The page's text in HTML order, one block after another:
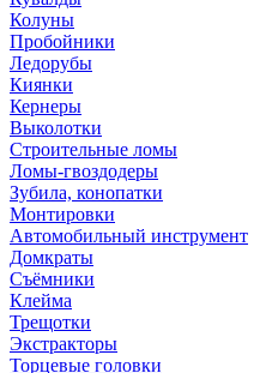
Колуны
Пробойники
Ледорубы
Киянки
Кернеры
Выколотки
Строительные ломы
Ломы-гвоздодеры
Зубила, конопатки
Монтировки
Автомобильный инструмент
Домкраты
Съёмники
Клейма
Трещотки
Экстракторы
Торцевые головки